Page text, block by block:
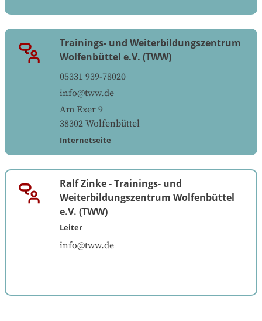
Trainings- und Weiterbildungszentrum
Wolfenbüttel e.V. (TWW)
05331 939-78020
info@tww.de
Am Exer 9
38302 Wolfenbüttel
Internetseite
Ralf Zinke -Trainings- und
Weiterbildungszentrum Wolfenbüttel
e.V. (TWW)
Leiter
info@tww.de